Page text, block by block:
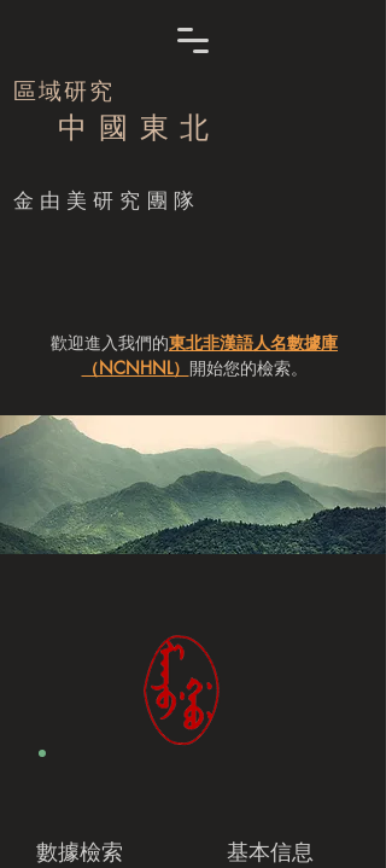
區域研究
中 國 東 北
​金由美研究團隊
歡迎進入我們的東北非漢語人名數據庫
（NCNHNL） 開始您的檢索。
數據檢索 基本信息